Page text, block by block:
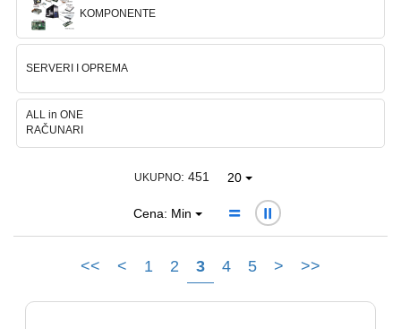
periferije
Štampači,
Skeneri,
Ploteri
Bela
oprema
KOMPONENTE
SERVERI I OPREMA
ALL in ONE
RAČUNARI
UKUPNO: 451 20
Cena: Min
<< < 1 2 3 4 5 > >>